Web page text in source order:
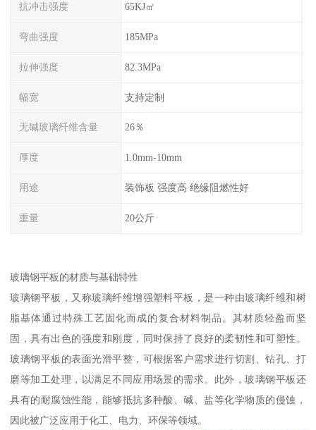
抗冲击强度 65KJ㎡
弯曲强度 185MPa
拉伸强度 82.3MPa
幅宽 支持定制
无碱玻璃纤维含量 26％
厚度 1.0mm-10mm
用途 装饰板 强度高 绝缘阻燃性好
重量 20公斤
玻璃钢平板的材质与基础特性
玻璃钢平板，又称玻璃纤维增强塑料平板，是一种由玻璃纤维和树
脂基体通过特殊工艺固化而成的复合材料制品。其材质轻盈而坚
固，具有出色的强度和刚度，同时保持了良好的柔韧性和可塑性。
玻璃钢平板的表面光滑平整，可根据客户需求进行切割、钻孔、打
磨等加工处理，以满足不同应用场景的需求。此外，玻璃钢平板还
具有的耐腐蚀性能，能够抵抗多种酸、碱、盐等化学物质的侵蚀，
因此被广泛应用于化工、电力、环保等领域。